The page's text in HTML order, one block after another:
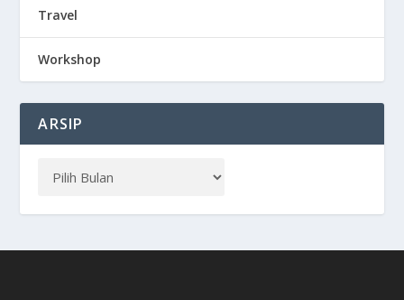
Travel
Workshop
ARSIP